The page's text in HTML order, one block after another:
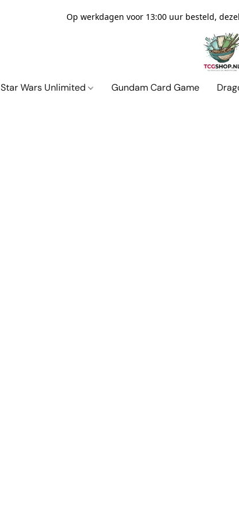
Op werkdagen voor 13:00 uur besteld,
Star Wars Unlimited Gundam Card Game